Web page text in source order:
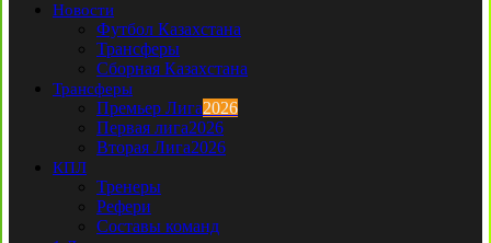
Новости
Футбол Казахстана
Трансферы
Сборная Казахстана
Трансферы
Премьер Лига2026
Первая лига2026
Вторая Лига2026
КПЛ
Тренеры
Рефери
Составы команд